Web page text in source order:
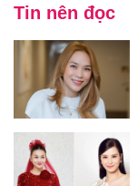
Tin nên đọc